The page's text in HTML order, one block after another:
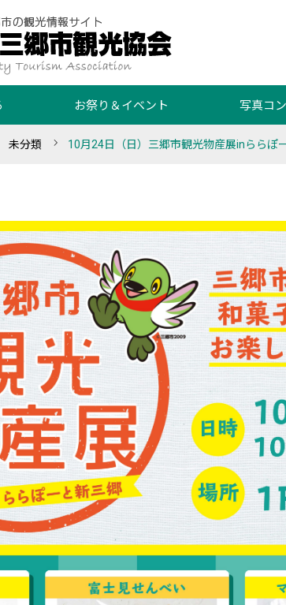
お祭り＆イベント 写真コ
未分類 10月24日（日）三郷市観光物産展inららぽ